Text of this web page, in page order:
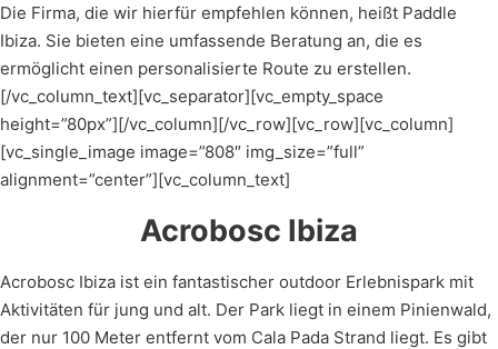
Die Firma, die wir hierfür empfehlen können, heißt Paddle
Ibiza. Sie bieten eine umfassende Beratung an, die es
ermöglicht einen personalisierte Route zu erstellen.
[/vc_column_text][vc_separator][vc_empty_space
height=”80px”][/vc_column][/vc_row][vc_row][vc_column]
[vc_single_image image=”808″ img_size=”full”
alignment=”center”][vc_column_text]
Acrobosc Ibiza
Acrobosc Ibiza ist ein fantastischer outdoor Erlebnispark mit
Aktivitäten für jung und alt. Der Park liegt in einem Pinienwald,
der nur 100 Meter entfernt vom Cala Pada Strand liegt. Es gibt